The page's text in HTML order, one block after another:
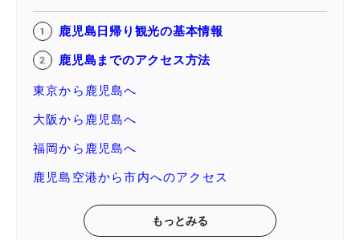
鹿児島日帰り観光の基本情報
鹿児島までのアクセス方法
東京から鹿児島へ
大阪から鹿児島へ
福岡から鹿児島へ
鹿児島空港から市内へのアクセス
もっとみる